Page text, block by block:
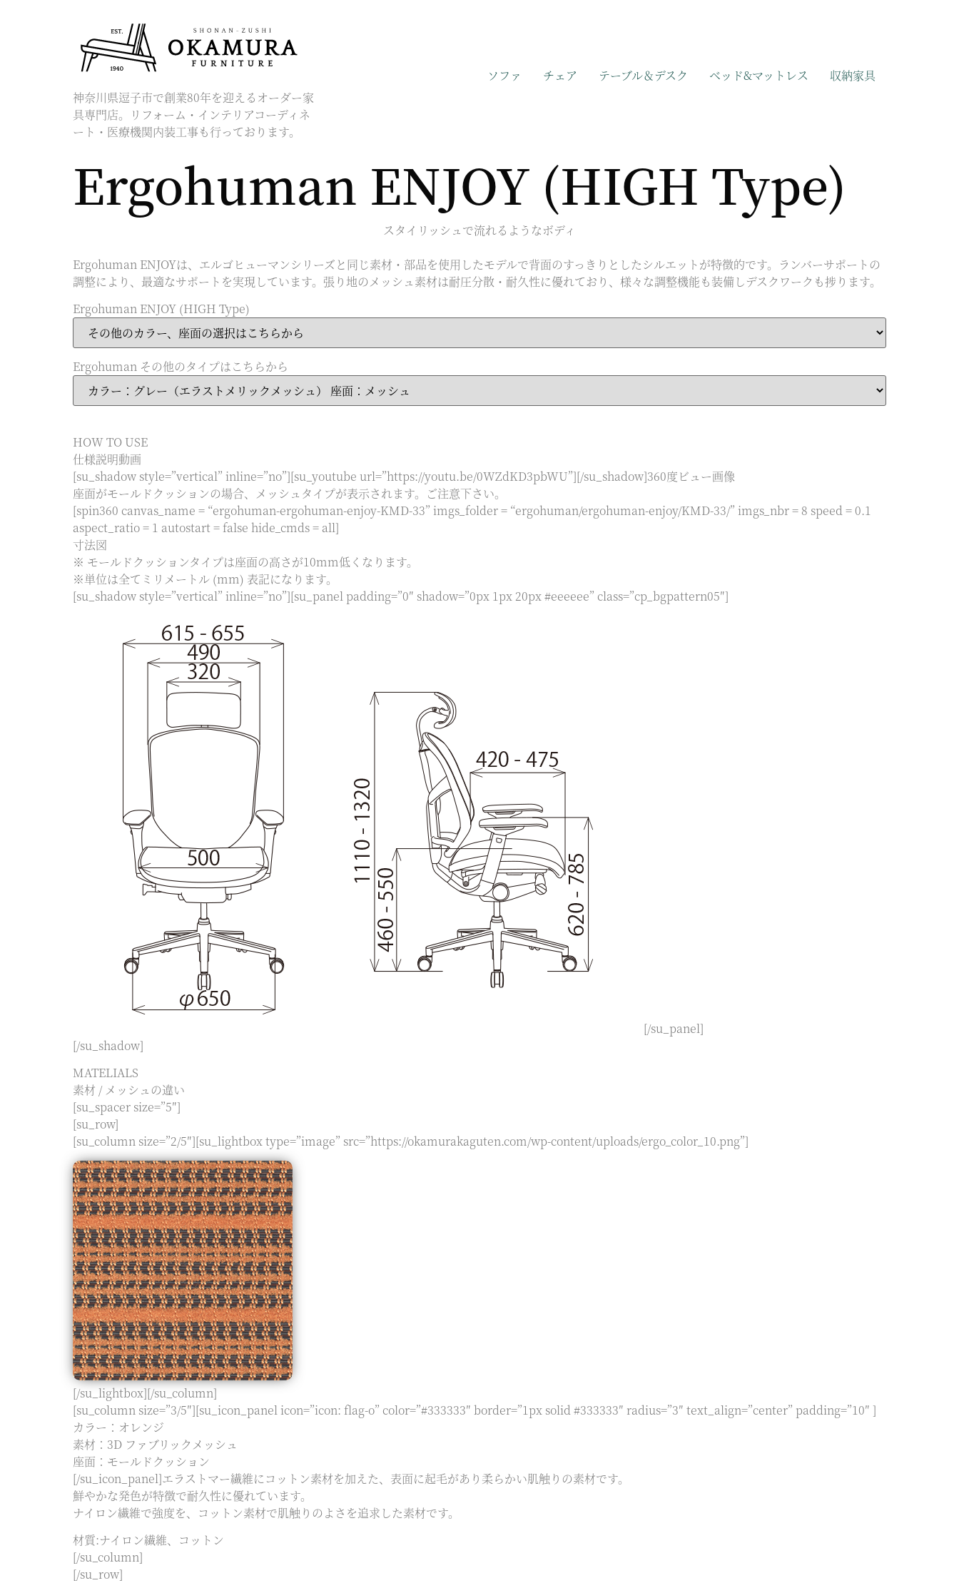
神奈川県逗子市で創業80年を迎えるオーダー家
具専門店。リフォーム・インテリアコーディネ
ート・医療機関内装工事も行っております。
ソファ チェア テーブル＆デスク ベッド&マットレス 収納家具
Ergohuman ENJOY (HIGH Type)
スタイリッシュで流れるようなボディ
Ergohuman ENJOYは、エルゴヒューマンシリーズと同じ素材・部品を使用したモデルで背面のすっきりとしたシルエットが特徴的です。ランバーサポートの
調整により、最適なサポートを実現しています。張り地のメッシュ素材は耐圧分散・耐久性に優れており、様々な調整機能も装備しデスクワークも捗ります。
Ergohuman ENJOY (HIGH Type)
Ergohuman その他のタイプはこちらから
HOW TO USE
仕様説明動画
[su_shadow style=”vertical” inline=”no”][su_youtube url=”https://youtu.be/0WZdKD3pbWU”][/su_shadow]360度ビュー画像
座面がモールドクッションの場合、メッシュタイプが表示されます。ご注意下さい。
[spin360 canvas_name = “ergohuman-ergohuman-enjoy-KMD-33” imgs_folder = “ergohuman/ergohuman-enjoy/KMD-33/” imgs_nbr = 8 speed = 0.1
aspect_ratio = 1 autostart = false hide_cmds = all]
寸法図
※ モールドクッションタイプは座面の高さが10mm低くなります。
※単位は全てミリメートル (mm) 表記になります。
[su_shadow style=”vertical” inline=”no”][su_panel padding=”0″ shadow=”0px 1px 20px #eeeeee” class=”cp_bgpattern05″]
[/su_panel]
[/su_shadow]
MATELIALS
素材 / メッシュの違い
[su_spacer size=”5″]
[su_row]
[su_column size=”2/5″][su_lightbox type=”image” src=”https://okamurakaguten.com/wp-content/uploads/ergo_color_10.png”]
[/su_lightbox][/su_column]
[su_column size=”3/5″][su_icon_panel icon=”icon: flag-o” color=”#333333″ border=”1px solid #333333″ radius=”3″ text_align=”center” padding=”10″ ]
カラー：オレンジ
素材：3D ファブリックメッシュ
座面：モールドクッション
[/su_icon_panel]エラストマー繊維にコットン素材を加えた、表面に起毛があり柔らかい肌触りの素材です。
鮮やかな発色が特徴で耐久性に優れています。
ナイロン繊維で強度を、コットン素材で肌触りのよさを追求した素材です。
材質:ナイロン繊維、コットン
[/su_column]
[/su_row]